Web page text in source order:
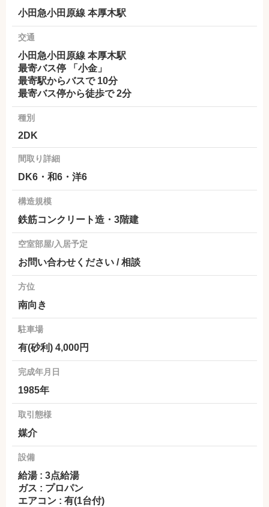
小田急小田原線 本厚木駅
交通
小田急小田原線 本厚木駅
最寄バス停 「小金」
最寄駅からバスで 10分
最寄バス停から徒歩で 2分
種別
2DK
間取り詳細
DK6・和6・洋6
構造規模
鉄筋コンクリート造・3階建
空室部屋/入居予定
お問い合わせください / 相談
方位
南向き
駐車場
有(砂利) 4,000円
完成年月日
1985年
取引態様
媒介
設備
給湯 : 3点給湯
ガス : プロパン
エアコン : 有(1台付)